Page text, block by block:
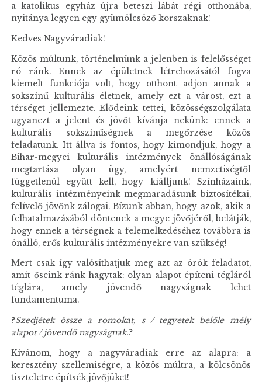
a katolikus egyház újra beteszi lábát régi otthonába,
nyitánya legyen egy gyümölcsöző korszaknak!
Kedves Nagyváradiak!
Közös múltunk, történelmünk a jelenben is felelősséget
ró ránk. Ennek az épületnek létrehozásától fogva
kiemelt funkciója volt, hogy otthont adjon annak a
sokszínű kulturális életnek, amely ezt a várost, ezt a
térséget jellemezte. Elődeink tettei, közösségszolgálata
ugyanezt a jelent és jövőt kívánja nekünk: ennek a
kulturális sokszínűségnek a megőrzése közös
feladatunk. Itt állva is fontos, hogy kimondjuk, hogy a
Bihar-megyei kulturális intézmények önállóságának
megtartása olyan ügy, amelyért nemzetiségtől
függetlenül együtt kell, hogy kiálljunk! Színházaink,
kulturális intézményeink megmaradásunk biztosítékai,
felívelő jövőnk zálogai. Bízunk abban, hogy azok, akik a
felhatalmazásából döntenek a megye jövőjéről, belátják,
hogy ennek a térségnek a felemelkedéséhez továbbra is
önálló, erős kulturális intézményekre van szükség!
Mert csak így valósíthatjuk meg azt az örök feladatot,
amit őseink ránk hagytak: olyan alapot építeni tégláról
téglára, amely jövendő nagyságnak lehet
fundamentuma.
?Szedjétek össze a romokat, s / tegyetek belőle mély
alapot / jövendő nagyságnak.?
Kívánom, hogy a nagyváradiak erre az alapra: a
keresztény szellemiségre, a közös múltra, a kölcsönös
tiszteletre építsék jövőjüket!